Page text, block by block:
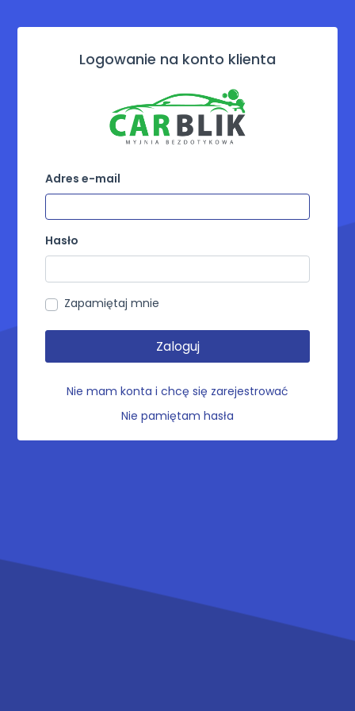
Logowanie na konto klienta
Adres e-mail
Hasło
Zapamiętaj mnie
Zaloguj
Nie mam konta i chcę się zarejestrować
Nie pamiętam hasła